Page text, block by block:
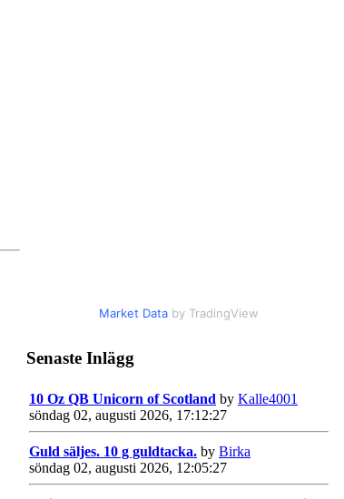
Market Data by TradingView
Senaste Inlägg
10 Oz QB Unicorn of Scotland by Kalle4001
söndag 02, augusti 2026, 17:12:27
Guld säljes. 10 g guldtacka. by Birka
söndag 02, augusti 2026, 12:05:27